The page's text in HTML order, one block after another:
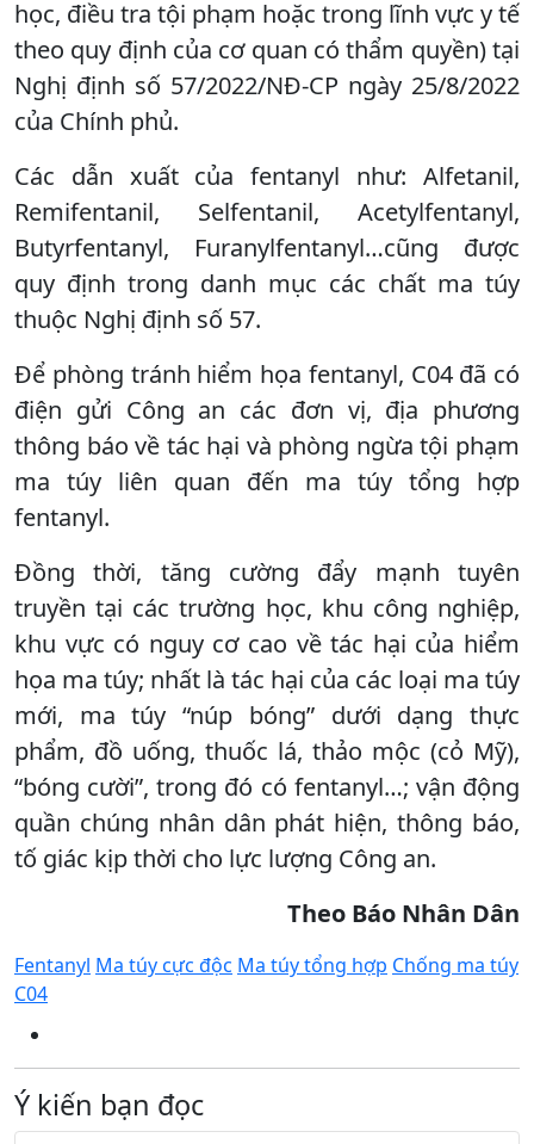
học, điều tra tội phạm hoặc trong lĩnh vực y tế
theo quy định của cơ quan có thẩm quyền) tại
Nghị định số 57/2022/NĐ-CP ngày 25/8/2022
của Chính phủ.
Các dẫn xuất của fentanyl như: Alfetanil,
Remifentanil, Selfentanil, Acetylfentanyl,
Butyrfentanyl, Furanylfentanyl…cũng được
quy định trong danh mục các chất ma túy
thuộc Nghị định số 57.
Để phòng tránh hiểm họa fentanyl, C04 đã có
điện gửi Công an các đơn vị, địa phương
thông báo về tác hại và phòng ngừa tội phạm
ma túy liên quan đến ma túy tổng hợp
fentanyl.
Đồng thời, tăng cường đẩy mạnh tuyên
truyền tại các trường học, khu công nghiệp,
khu vực có nguy cơ cao về tác hại của hiểm
họa ma túy; nhất là tác hại của các loại ma túy
mới, ma túy “núp bóng” dưới dạng thực
phẩm, đồ uống, thuốc lá, thảo mộc (cỏ Mỹ),
“bóng cười”, trong đó có fentanyl…; vận động
quần chúng nhân dân phát hiện, thông báo,
tố giác kịp thời cho lực lượng Công an.
Theo Báo Nhân Dân
Fentanyl Ma túy cực độc Ma túy tổng hợp Chống ma túy
C04
Ý kiến bạn đọc